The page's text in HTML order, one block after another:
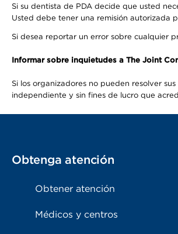
Si su dentista de PDA decide que usted
Usted debe tener una remisión autorizada
Si desea reportar un error sobre cualquier
Informar sobre inquietudes a The Joint
Si los organizadores no pueden resolver
independiente y sin fines de lucro que
Obtenga atención
Obtener atención
Médicos y centros